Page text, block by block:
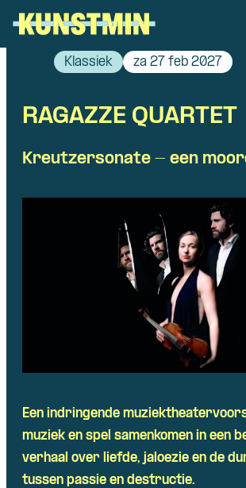
Skip navigatie
Klassiek za 27 feb 2027
RAGAZZE QUARTET
Kreutzersonate - een
Een indringende
muziek en spel samenkomen in een
verhaal over liefde, jaloezie en de
tussen passie en destructie.